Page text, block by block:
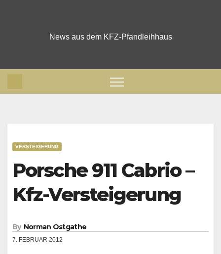
News aus dem KFZ-Pfandleihhaus
VERSTEIGERUNG
Porsche 911 Cabrio –
Kfz-Versteigerung
By Norman Ostgathe
7. FEBRUAR 2012